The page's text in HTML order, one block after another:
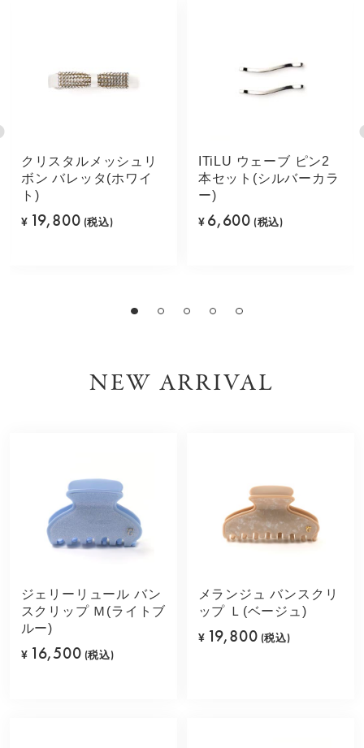
クリスタルメッシュリ
ボン バレッタ(ホワイ
ト)
¥ 19,800 (税込)
ITiLU ウェーブ ピン2
本セット(シルバーカラ
ー)
¥ 6,600 (税込)
NEW ARRIVAL
ジェリーリュール バン
スクリップ Ｍ(ライトブ
ルー)
¥ 16,500 (税込)
メランジュ バンスクリ
ップ Ｌ(ベージュ)
¥ 19,800 (税込)